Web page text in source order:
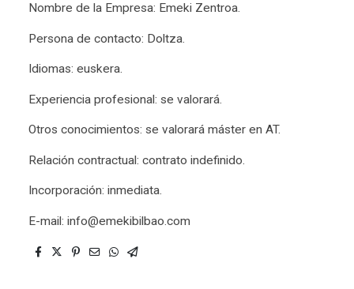
Nombre de la Empresa: Emeki Zentroa.
Persona de contacto: Doltza.
Idiomas: euskera.
Experiencia profesional: se valorará.
Otros conocimientos: se valorará máster en AT.
Relación contractual: contrato indefinido.
Incorporación: inmediata.
E-mail: info@emekibilbao.com